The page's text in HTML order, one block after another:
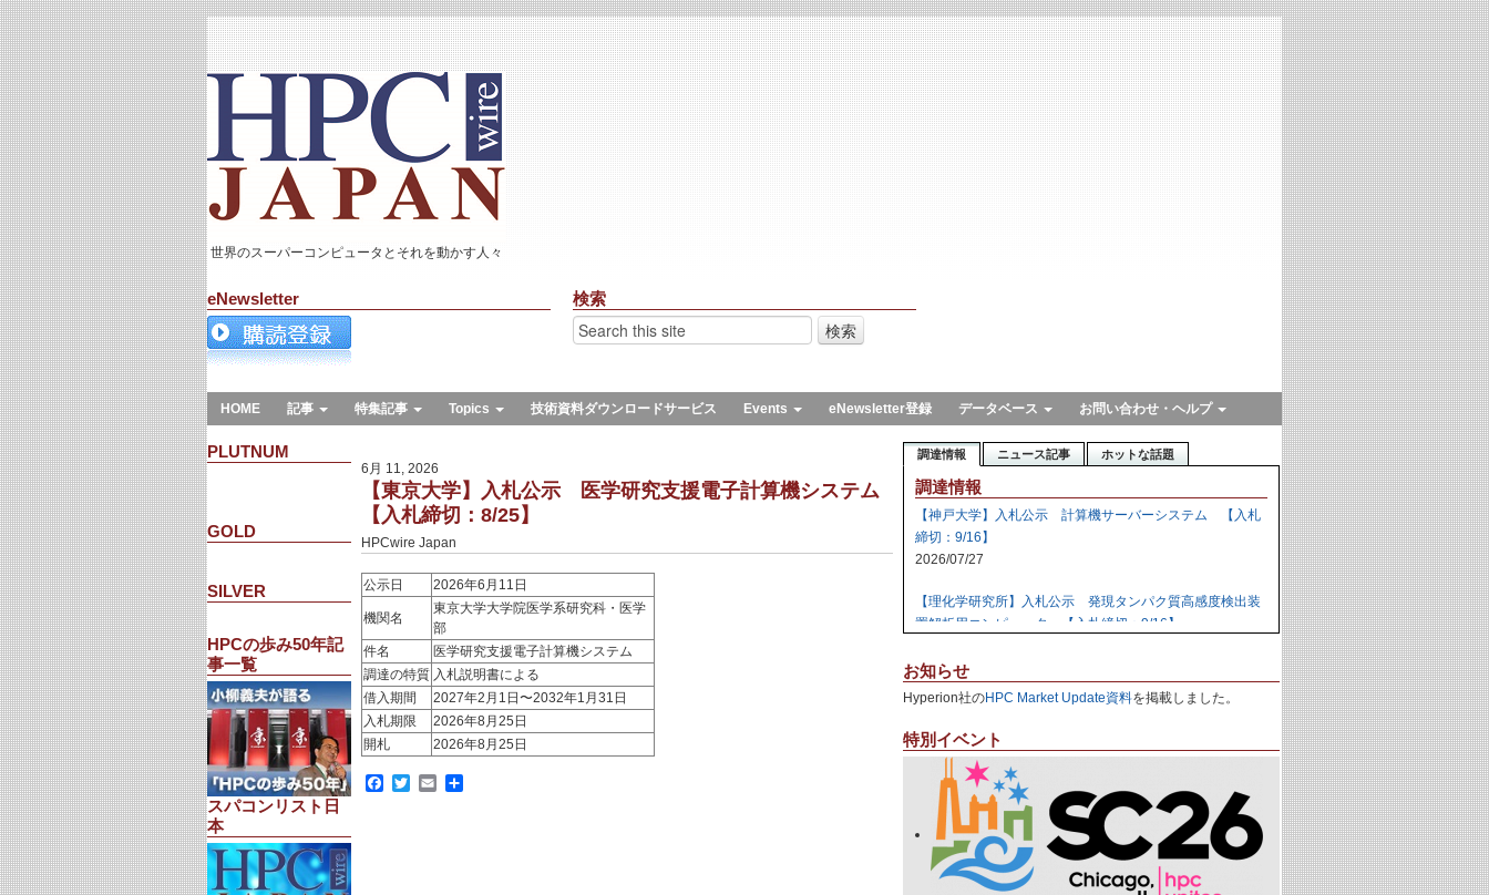
世界のスーパーコンピュータとそれを動かす人々
eNewsletter 検索
HOME 記事 特集記事 Topics 技術資料ダウンロードサービス Events eNewsletter登録 データベース お問い合わせ・ヘルプ
PLUTNUM
GOLD
SILVER
HPCの歩み50年記
事一覧
スパコンリスト日
本
6月 11, 2026
【東京大学】入札公示 医学研究支援電子計算機システム
【入札締切：8/25】
HPCwire Japan
公示日 2026年6月11日
機関名
東京大学大学院医学系研究科・医学
部
件名
医学研究支援電子計算機システム
調達の特質 入札説明書による
借入期間
2027年2月1日〜2032年1月31日
入札期限
2026年8月25日
開札
2026年8月25日
Facebook
TwitterEmail
共
調達情報 ニュース記事 ホットな話題
調達情報
【神戸大学】入札公示 計算機サーバーシステム 【入札
締切：9/16】
2026/07/27
【理化学研究所】入札公示 発現タンパク質高感度検出装
置解析用コンピュータ 【入札締切：9/16】
【日本原子力研究開発機構】資料招請 ＧＰＵ計算機シス
2026/07/24
【日本原子力研究開発機構】入札公示 炉心損傷解析用ク
ラスタ計算機の購入 【入札締切：9/29】
2026/07/23
【高知大学】落札公示 人工知能用計算ノード 【株式会
社エレパ】 31,988,000円
お知らせ
Hyperion社のHPC Market Update資料を掲載しました。
特別イベント